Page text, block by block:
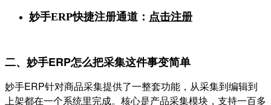
妙手ERP快捷注册通道： 点击注册
二、妙手ERP怎么把采集这件事变简单
妙手ERP针对商品采集提供了一整套功能，从采集到编辑到
上架都在一个系统里完成。核心是产品采集模块，支持一百多